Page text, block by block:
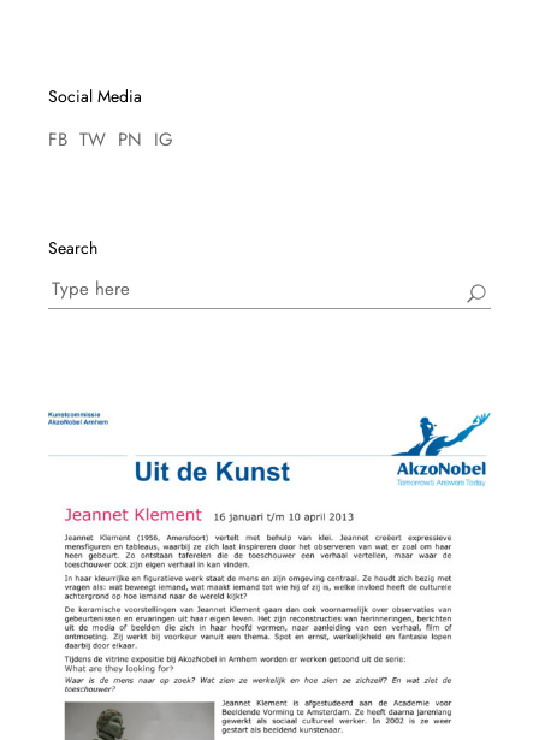
Social Media
FB TW PN IG
Search
Search
for: